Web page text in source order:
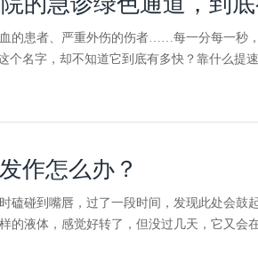
的患者、严重外伤的伤者……每一分每一秒
个名字，却不知道它到底有多快？靠什么
作怎么办？
磕碰到嘴唇，过了一段时间，发现此处会鼓
的液体，感觉好转了，但没过几天，它又会